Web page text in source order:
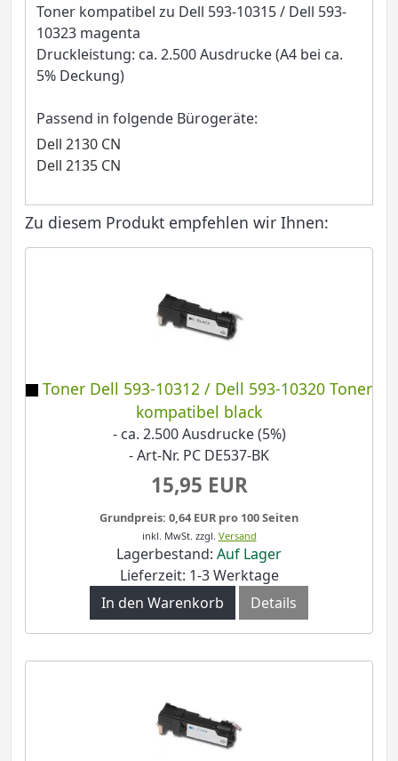
Toner kompatibel zu Dell 593-10315 / Dell 593-
10323 magenta
Druckleistung: ca. 2.500 Ausdrucke (A4 bei ca.
5% Deckung)
Passend in folgende Bürogeräte:
Dell 2130 CN
Dell 2135 CN
Zu diesem Produkt empfehlen wir Ihnen:
Toner Dell 593-10312 / Dell 593-10320 Toner
kompatibel black
- ca. 2.500 Ausdrucke (5%)
- Art-Nr. PC DE537-BK
15,95 EUR
Grundpreis: 0,64 EUR pro 100 Seiten
inkl. MwSt. zzgl. Versand
Lagerbestand: Auf Lager
Lieferzeit: 1-3 Werktage
In den Warenkorb
Details